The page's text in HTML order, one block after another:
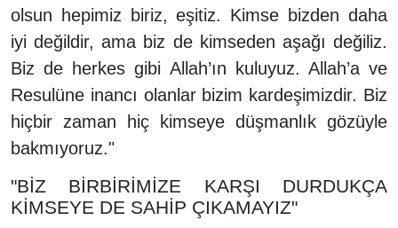
olsun hepimiz biriz, eşitiz. Kimse bizden daha
iyi değildir, ama biz de kimseden aşağı değiliz.
Biz de herkes gibi Allah’ın kuluyuz. Allah’a ve
Resulüne inancı olanlar bizim kardeşimizdir. Biz
hiçbir zaman hiç kimseye düşmanlık gözüyle
bakmıyoruz."
"BİZ BİRBİRİMİZE KARŞI DURDUKÇA
KİMSEYE DE SAHİP ÇIKAMAYIZ"